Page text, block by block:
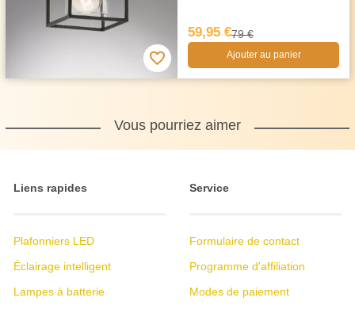
59,95 €79 €
Ajouter au panier
Vous pourriez aimer
Liens rapides
Plafonniers LED
Éclairage intelligent
Lampes à batterie
Service
Formulaire de contact
Programme d'affiliation
Modes de paiement